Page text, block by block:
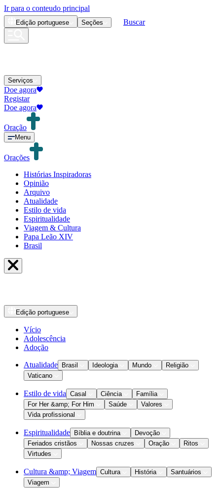
Ir para o conteudo principal
Edição portuguese Seções Buscar
Serviços
Doe agora
Registar
Doe agora
Oração
Menu
Orações
Histórias Inspiradoras
Opinião
Arquivo
Atualidade
Estilo de vida
Espiritualidade
Viagem & Cultura
Papa Leão XIV
Brasil
Edição portuguese
Vício
Adolescência
Adoção
Atualidade Brasil Ideologia Mundo
Religião
Vaticano
Estilo de vida Casal Ciência
Família
For Her &amp; For Him
Saúde
Valores
Vida profissional
Espiritualidade Bíblia e doutrina
Devoção
Feriados cristãos
Nossas cruzes Oração
Ritos
Virtudes
Cultura &amp; Viagem Cultura História
Santuários
Viagem